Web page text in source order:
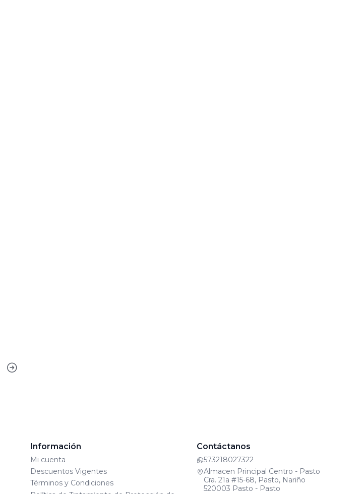
Información
Mi cuenta
Descuentos Vigentes
Términos y Condiciones
Contáctanos
573218027322
Almacen Principal Centro - Pasto
Cra. 21a #15-68, Pasto, Nariño
520003 Pasto - Pasto